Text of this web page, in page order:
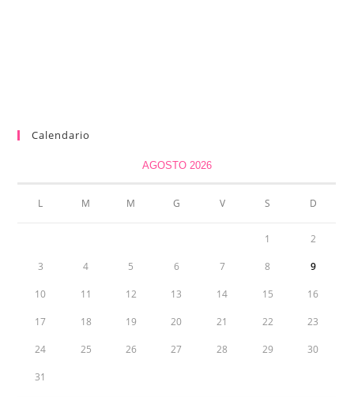
Calendario
AGOSTO 2026
L M M G V S D
1 2
3 4 5 6 7 8 9
10 11 12 13 14 15 16
17 18 19 20 21 22 23
24 25 26 27 28 29 30
31